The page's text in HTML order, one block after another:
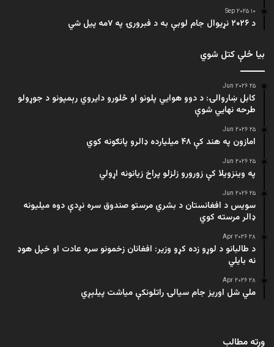
۱۰ Sep ۲۰۲۵
د ۲۰۲۶ نړیوال جام لوبې به د فبرورۍ په ۷مه پیل شي
بیا ځلې کتل شوي
۲۵ Jun ۲۰۲۶
کابل ښاروالۍ: د دوو هوايي پلونو او څلورو دایروي رېمپونو د جوړولو
طرحه نهایي شوې
۲۵ Jun ۲۰۲۶
امازون په هند کې ۴۸ میلیارده ډالرو پانګونه کوي
۲۵ Jun ۲۰۲۶
په وینزویلا کې زورورو زلزلو پراخ زیانونه اړولي
۲۵ Jun ۲۰۲۶
سویس د افغانستان د بشري مرستو صندوق سره نږدې دوه میلیونه
ډالر مرسته کوي
۲۸ Apr ۲۰۲۶
د طالبانو د لوړو زده کړو وزیر: افغانان زخمونو سره عادت او خپل هوډ
نه بایلي
۲۸ Apr ۲۰۲۶
ملي شل اوریز جام سیالۍ راتلونکې میاشت پیلېږي
ورته مطالب